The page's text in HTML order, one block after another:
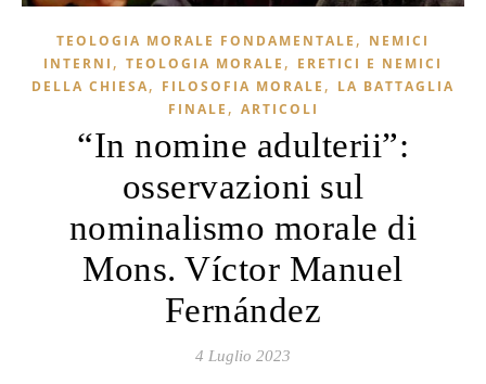
TEOLOGIA MORALE FONDAMENTALE , NEMICI
INTERNI , TEOLOGIA MORALE , ERETICI E NEMICI
DELLA CHIESA, FILOSOFIA MORALE , LA BATTAGLIA
FINALE , ARTICOLI
“In nomine adulterii”:
osservazioni sul
nominalismo morale di
Mons. Víctor Manuel
Fernández
4 Luglio 2023